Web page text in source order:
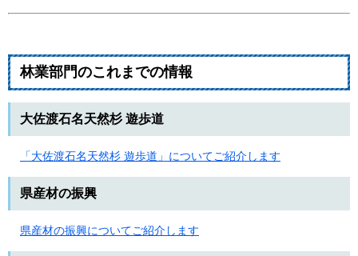
林業部門のこれまでの情報
大佐渡石名天然杉 遊歩道
「大佐渡石名天然杉 遊歩道」についてご紹介します
県産材の振興
県産材の振興についてご紹介します